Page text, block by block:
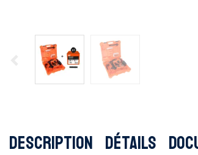
Description Détails